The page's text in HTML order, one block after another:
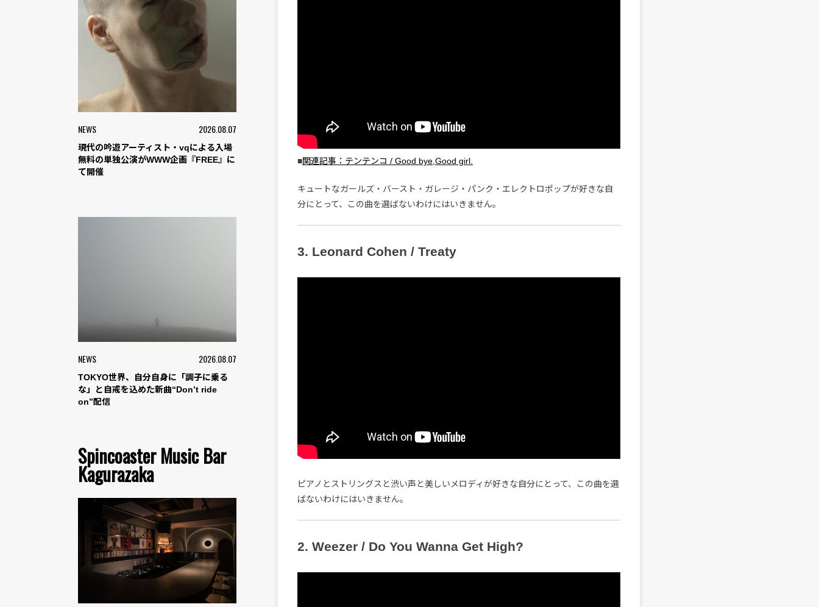
NEWS 2026.08.07
現代の吟遊アーティスト・vqによる入場
無料の単独公演がWWW企画『FREE』に
て開催
NEWS 2026.08.07
TOKYO世界、自分自身に「調子に乗る
な」と自戒を込めた新曲“Don’t ride
on”配信
Spincoaster Music Bar
Kagurazaka
■関連記事：テンテンコ / Good bye,Good girl.
キュートなガールズ・バースト・ガレージ・パンク・エレクトロポップが好きな自
分にとって、この曲を選ばないわけにはいきません。
3. Leonard Cohen / Treaty
ピアノとストリングスと渋い声と美しいメロディが好きな自分にとって、この曲を選
ばないわけにはいきません。
2. Weezer / Do You Wanna Get High?